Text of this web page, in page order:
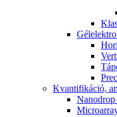
Kvantifikáció,
Nanodrop